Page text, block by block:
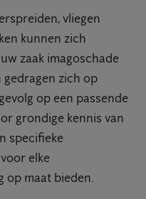
vliegen
kunnen zich
zaak imagoschade
zich op
op een passende
grondige kennis van
specifieke
elke
op maat bieden.